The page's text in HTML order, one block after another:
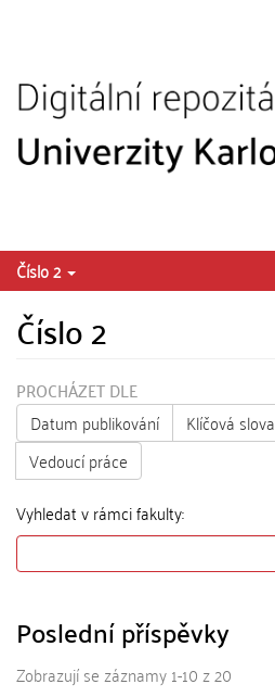
Číslo 2
Číslo 2
PROCHÁZET DLE
Datum publikování
Klíčová slova
Vedoucí práce
Vyhledat v rámci fakulty:
Poslední příspěvky
Zobrazují se záznamy 1-10 z 20